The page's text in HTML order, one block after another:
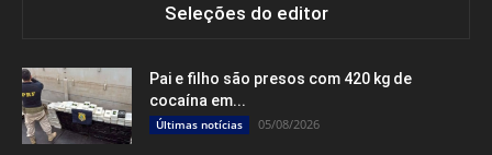
Seleções do editor
Pai e filho são presos com 420 kg de
cocaína em...
Últimas notícias 05/08/2026